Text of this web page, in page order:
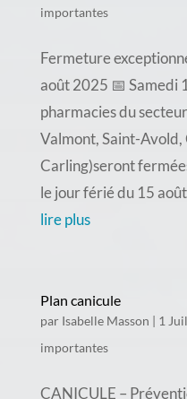
importantes
Fermeture
août 2025 📅 Samedi
pharmacies du
Valmont, Saint-
Carling)seront
le jour férié du 15
lire plus
Plan canicule
par Isabelle Masson | 1
importantes
CANICULE –